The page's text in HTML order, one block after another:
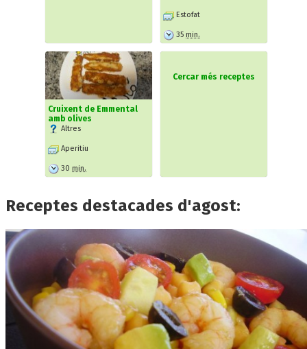
Estofat
35 min.
Cruixent de Emmental
amb olives
Altres
Aperitiu
30 min.
Cercar més receptes
Receptes destacades d'agost: